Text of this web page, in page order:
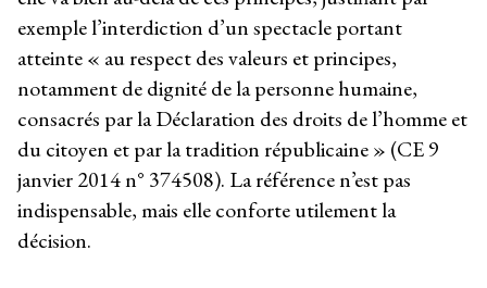
exemple l’interdiction d’un spectacle portant
atteinte « au respect des valeurs et principes,
notamment de dignité de la personne humaine,
consacrés par la Déclaration des droits de l’homme et
du citoyen et par la tradition républicaine » (CE 9
janvier 2014 n° 374508). La référence n’est pas
indispensable, mais elle conforte utilement la
décision.